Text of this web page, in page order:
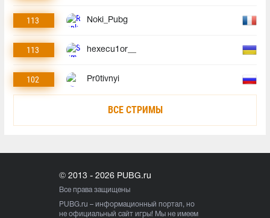
113 Noki_Pubg
113 hexecu1or__
102 Pr0tivnyi
ВСЕ СТРИМЫ
© 2013 - 2026 PUBG.ru
Все права защищены
PUBG.ru – информационный портал, но
не официальный сайт игры! Мы не имеем